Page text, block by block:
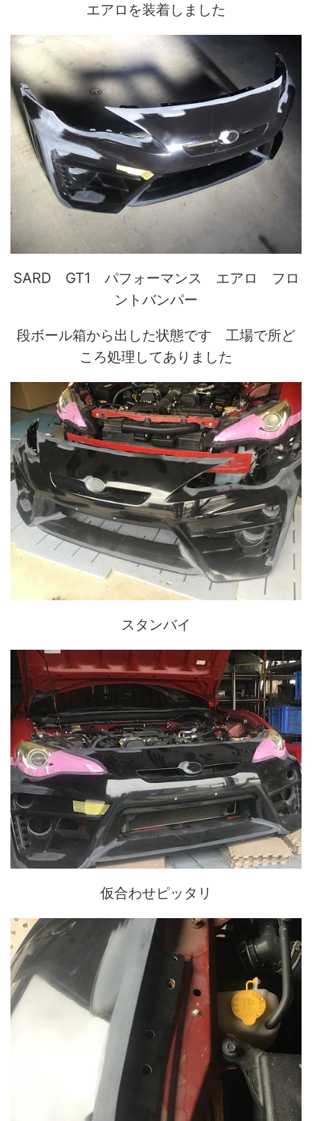
エアロを装着しました
SARD GT1 パフォーマンス エアロ フロ
ントバンパー
段ボール箱から出した状態です 工場で所ど
ころ処理してありました
スタンバイ
仮合わせピッタリ